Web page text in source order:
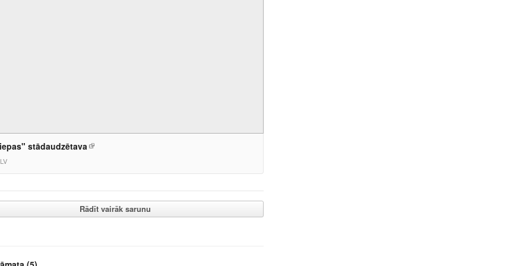
stādaudzētava
Rādīt vairāk sarunu